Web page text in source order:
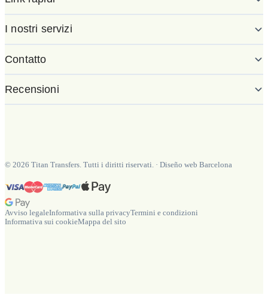
I nostri servizi
Contatto
Recensioni
© 2026 Titan Transfers. Tutti i diritti riservati. · Diseño web Barcelona
Avviso legaleInformativa sulla privacyTermini e condizioni
Informativa sui cookieMappa del sito